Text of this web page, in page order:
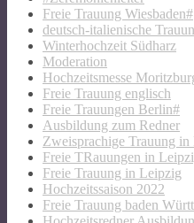
Freie Trauung Wiesbaden#
deutsch-italienische
Winterhochzeit Südharz
Moderation
Hochzeitsmesse
Freie Trauung englisch
Freie Trauungen Berlin#
Ausbildung zum Redner
Zweisprachige Trauung in
Freie TRauungen in
Freie Trauung in Leipzig
Hochzeitssaison 2022
Freie Trauung baden